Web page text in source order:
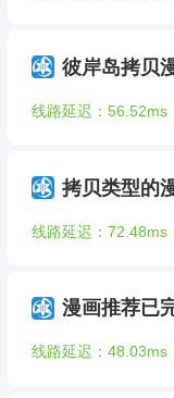
彼岸岛拷贝
线路延迟：56.52ms
拷贝类型的
线路延迟：72.48ms
漫画推荐已
线路延迟：48.03ms